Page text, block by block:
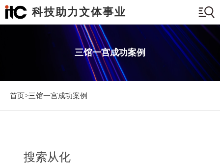
科技助力文体事业
三馆一宫成功案例
首页>三馆一宫成功案例
搜索从化